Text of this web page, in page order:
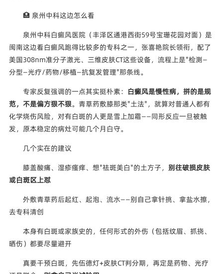
🏥 泉州中科这边怎么看
泉州中科白癜风医院（丰泽区通港西街59号宝珊花园对面）是
闽南这边看白癜风跑得比较多的专科之一，张喜艳院长领衔，配了
美国308nm准分子激光、三维皮肤CT这些设备，流程上是"检测—
分型—光疗/药物/移植—抗复发管理"那条线。
专家反复强调的一点其实挺朴素： 白癜风是慢性病，拼的是规
范，不是偏方狠不狠。青草药敷膝那类"土法"，就算对普通人都有
化学烧伤风险，对有白斑的人更是雪上加霜——同形反应一旦被触
发，原本稳定的病灶可能几个月白守。
几个实在的建议
膝盖酸痛、湿疹瘙痒、想"祛斑美白"的土方子， 别往破损皮肤
或白斑区上怼
外敷青草药后起红、起泡、流水——别自己拿针挑、拿盐水擦，
去专科清创
本身有白斑或家族史的，任何形式的外伤（包括纹眉、抓挠、
晒伤）都要尽量避开
真要干预白斑，先伍德灯+皮肤CT判分期，再定是药物、光疗